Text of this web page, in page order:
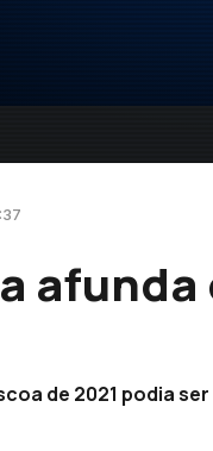
de 2021 podia